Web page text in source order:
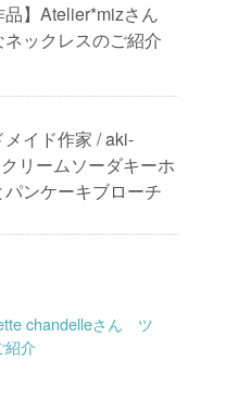
品】Atelier*mizさん
ネックレスのご紹介
メイド作家 / aki-
リームソーダキーホ
パンケーキブローチ
chandelleさん ツ
紹介